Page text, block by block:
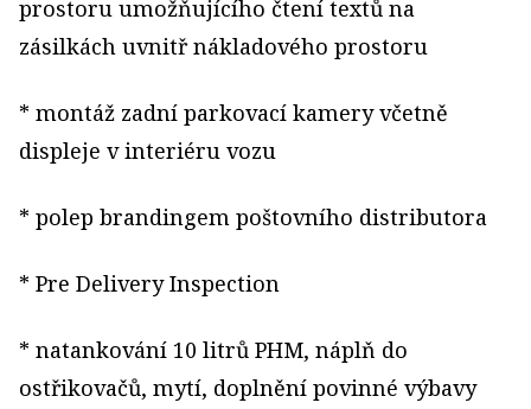
prostoru umožňujícího čtení textů na
zásilkách uvnitř nákladového prostoru
* montáž zadní parkovací kamery včetně
displeje v interiéru vozu
* polep brandingem poštovního distributora
* Pre Delivery Inspection
* natankování 10 litrů PHM, náplň do
ostřikovačů, mytí, doplnění povinné výbavy